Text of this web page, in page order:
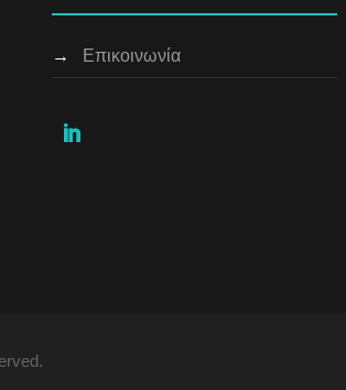
→ Επικοινωνία